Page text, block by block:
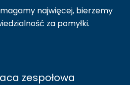
najwięcej, bierzemy
za pomyłki.
zespołowa